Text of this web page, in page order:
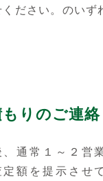
ださい。のいず
りのご連絡
通常１～２営
額を提示させ